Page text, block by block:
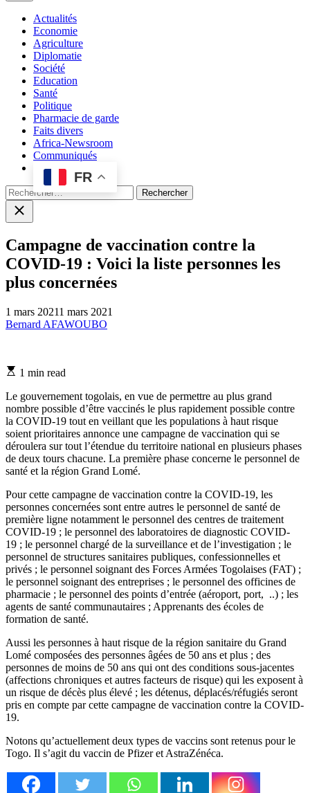
Actualités
Economie
Agriculture
Diplomatie
Société
Education
Santé
Politique
Pharmacie de garde
Faits divers
Africa-Newsroom
Communiqués
FR
Rechercher :
Close
search
Campagne de vaccination contre la
COVID-19 : Voici la liste personnes les
plus concernées
1 mars 20211 mars 2021
Bernard AFAWOUBO
Estimated
time
1 min read
Le gouvernement togolais, en vue de permettre au plus grand
nombre possible d’être vaccinés le plus rapidement possible contre
la COVID-19 tout en veillant que les populations à haut risque
soient prioritaires annonce une campagne de vaccination qui se
déroulera sur tout l’étendue du territoire national en plusieurs phases
de deux tours chacune. La première phase concerne le personnel de
santé et la région Grand Lomé.
Pour cette campagne de vaccination contre la COVID-19, les
personnes concernées sont entre autres le personnel de santé de
première ligne notamment le personnel des centres de traitement
COVID-19 ; le personnel des laboratoires de diagnostic COVID-
19 ; le personnel chargé de la surveillance et de l’investigation ; le
personnel de structures sanitaires publiques, confessionnelles et
privés ; le personnel soignant des Forces Armées Togolaises (FAT) ;
le personnel soignant des entreprises ; le personnel des officines de
pharmacie ; le personnel des points d’entrée (aéroport, port, ..) ; les
agents de santé communautaires ; Apprenants des écoles de
formation de santé.
Aussi les personnes à haut risque de la région sanitaire du Grand
Lomé composées des personnes âgées de 50 ans et plus ; des
personnes de moins de 50 ans qui ont des conditions sous-jacentes
(affections chroniques et autres facteurs de risque) qui les exposent à
un risque de décès plus élevé ; les détenus, déplacés/réfugiés seront
pris en compte par cette campagne de vaccination contre la COVID-
19.
Notons qu’actuellement deux types de vaccins sont retenus pour le
Togo. Il s’agit du vaccin de Pfizer et AstraZénéca.